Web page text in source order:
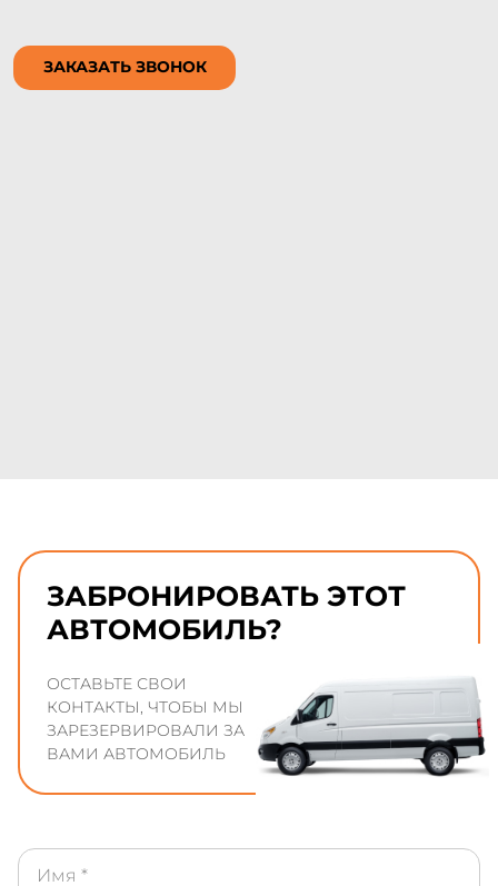
ЗАКАЗАТЬ ЗВОНОК
ЗАБРОНИРОВАТЬ ЭТОТ
АВТОМОБИЛЬ?
ОСТАВЬТЕ СВОИ
КОНТАКТЫ, ЧТОБЫ МЫ
ЗАРЕЗЕРВИРОВАЛИ ЗА
ВАМИ АВТОМОБИЛЬ